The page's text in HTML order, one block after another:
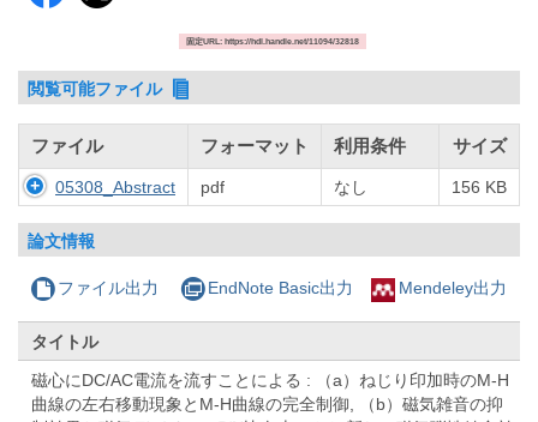
固定URL: https://hdl.handle.net/11094/32818
閲覧可能ファイル
ファイル フォーマット 利用条件 サイズ
05308_Abstract pdf なし 156 KB
論文情報
ファイル出力 EndNote Basic出力 Mendeley出力
タイトル
磁心にDC/AC電流を流すことによる : （a）ねじり印加時のM-H
曲線の左右移動現象とM-H曲線の完全制御, （b）磁気雑音の抑